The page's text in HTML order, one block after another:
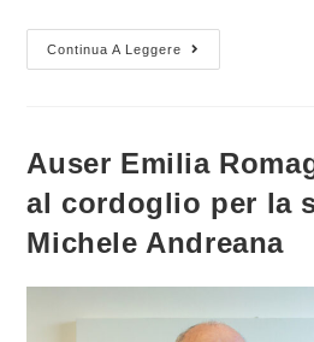
Continua A Leggere
45°
Anniversario
Auser:
“La
Si
Fa
Strada,
Ma
Ancora
Giustizia”
Auser Emilia
al cordoglio per la
Michele Andreana